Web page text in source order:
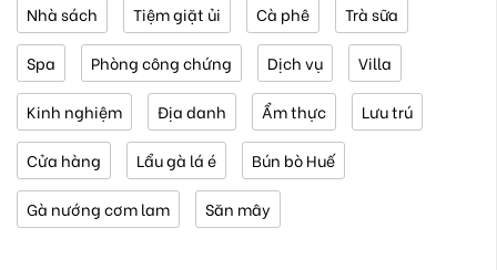
Nhà sách Tiệm giặt ủi Cà phê Trà sữa
Spa Phòng công chứng Dịch vụ Villa
Kinh nghiệm Địa danh Ẩm thực Lưu trú
Cửa hàng Lẩu gà lá é Bún bò Huế
Gà nướng cơm lam Săn mây